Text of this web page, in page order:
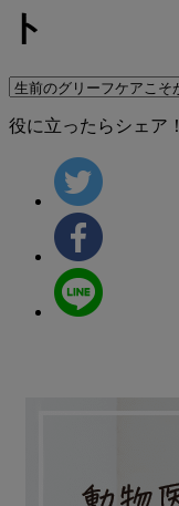
ト
役に立ったらシェア！